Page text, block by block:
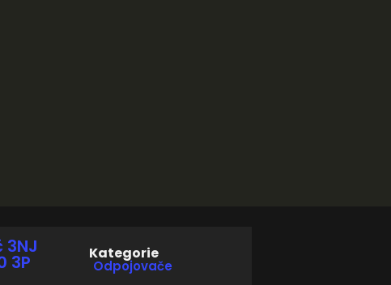
3P Kategorie
Odpojovače